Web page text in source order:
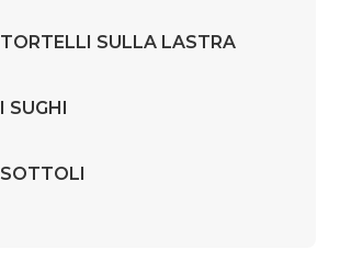
TORTELLI SULLA LASTRA
I SUGHI
SOTTOLI